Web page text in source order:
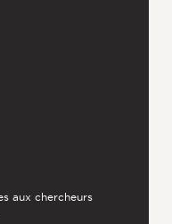
aux chercheurs